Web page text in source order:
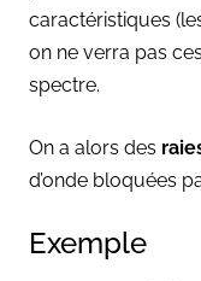
caractéristiques
on ne verra pas
spectre.
On a alors des
d’onde bloquées
Exemple